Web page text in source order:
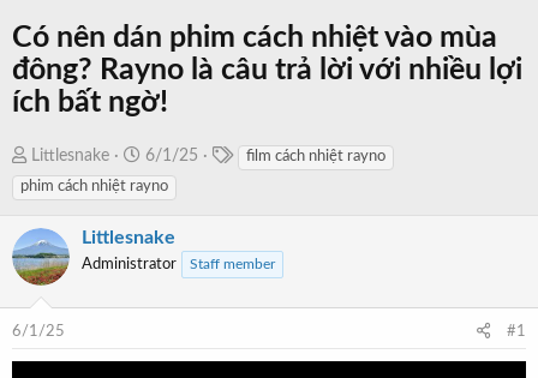
Có nên dán phim cách nhiệt vào mùa
đông? Rayno là câu trả lời với nhiều lợi
ích bất ngờ!
T
h
e
a
d
t
a
Littlesnake
N
g
y
b
t
ầ
6/1/25
film cách nhiệt rayno
phim cách nhiệt rayno
Littlesnake
Administrator Staff member
6/1/25 #1